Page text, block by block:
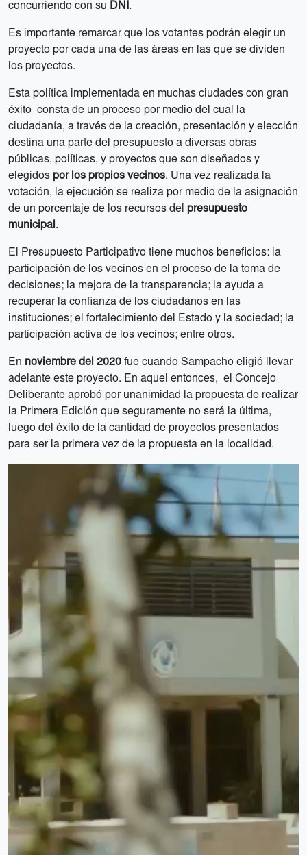
concurriendo con su DNI.
Es importante remarcar que los votantes podrán elegir un
proyecto por cada una de las áreas en las que se dividen
los proyectos.
Esta política implementada en muchas ciudades con gran
éxito consta de un proceso por medio del cual la
ciudadanía, a través de la creación, presentación y elección
destina una parte del presupuesto a diversas obras
públicas, políticas, y proyectos que son diseñados y
elegidos por los propios vecinos. Una vez realizada la
votación, la ejecución se realiza por medio de la asignación
de un porcentaje de los recursos del presupuesto
municipal.
El Presupuesto Participativo tiene muchos beneficios: la
participación de los vecinos en el proceso de la toma de
decisiones; la mejora de la transparencia; la ayuda a
recuperar la confianza de los ciudadanos en las
instituciones; el fortalecimiento del Estado y la sociedad; la
participación activa de los vecinos; entre otros.
En noviembre del 2020 fue cuando Sampacho eligió llevar
adelante este proyecto. En aquel entonces, el Concejo
Deliberante aprobó por unanimidad la propuesta de realizar
la Primera Edición que seguramente no será la última,
luego del éxito de la cantidad de proyectos presentados
para ser la primera vez de la propuesta en la localidad.